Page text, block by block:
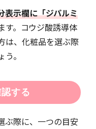
表示欄に「ジパルミ
す。コウジ酸誘導体
は、化粧品を選ぶ際
。
する
ぶ際に、一つの目安